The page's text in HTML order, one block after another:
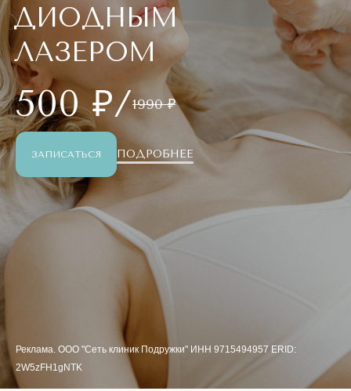
ДИОДНЫМ
ЛАЗЕРОМ
500 ₽/1990 ₽
ЗАПИСАТЬСЯ ПОДРОБНЕЕ
Реклама. ООО "Сеть клиник Подружки" ИНН 9715494957 ERID:
2W5zFH1gNTK